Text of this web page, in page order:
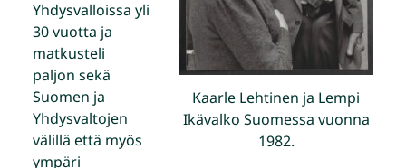
Kaarle Lehtinen ja Lempi
Ikävalko Suomessa vuonna
1982.
Yhdysvalloissa yli
30 vuotta ja
matkusteli
paljon sekä
Suomen ja
Yhdysvaltojen
välillä että myös
ympäri